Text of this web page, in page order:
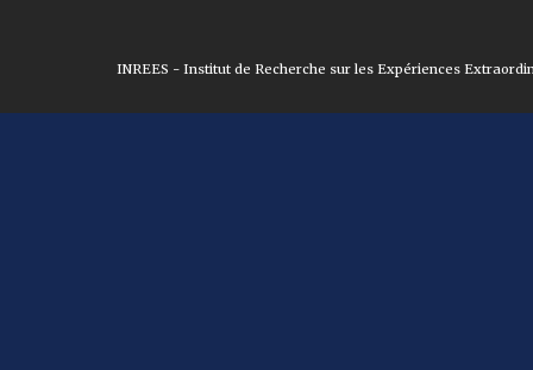
INREES - Institut de Recherche sur les Expériences